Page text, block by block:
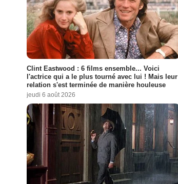
Clint Eastwood : 6 films ensemble... Voici
l'actrice qui a le plus tourné avec lui ! Mais leur
relation s'est terminée de manière houleuse
jeudi 6 août 2026